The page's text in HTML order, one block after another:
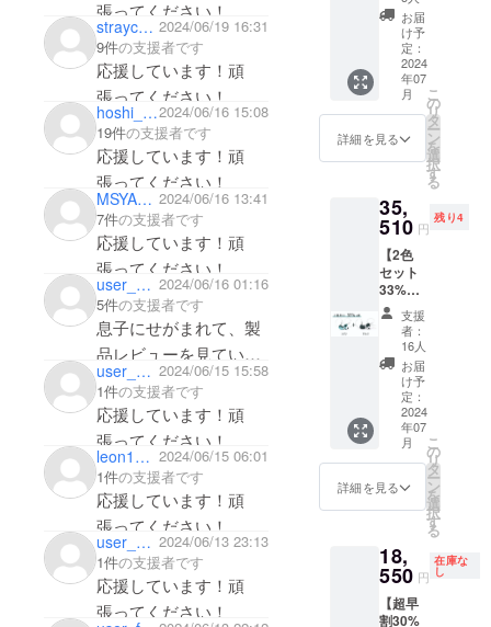
張ってください！
straycatmeister 2024/06/19 16:31
9件の支援者です
応援しています！頑
張ってください！
hoshi_starlight2024/06/16 15:08
19件の支援者です
応援しています！頑
張ってください！
MSYA152 2024/06/16 13:41
7件の支援者です
応援しています！頑
張ってください！
user_bf963a5a6de4 2024/06/16 01:16
5件の支援者です
息子にせがまれて、製
品レビューを見ていた
ら私も欲しくなっちゃ
いました。
私はワイヤレス主流で
すが、有線イヤホンで
の音源を楽しみたいと
思います。
user_13f3a7034ec4 2024/06/15 15:58
1件の支援者です
応援しています！頑
張ってください！
leon1101 2024/06/15 06:01
1件の支援者です
応援しています！頑
張ってください！
user_0c0e09fa5124 2024/06/13 23:13
1件の支援者です
応援しています！頑
張ってください！
ラー：
シア
ン、ブ
ラック
から1色
・プラ
グ：
2.5mm
バラン
標準 /
4.4mm
バラン
ス から
選択
お届
け予
定：
2024
年07
月
詳細を見る
こ
の
リ
タ
ー
ン
を
選
択
す
る
35,
510 円
残り4
【2色
セット
33%オ
フ】
Cloud
本体2色
・カ
ラー：
シア
ン、ブ
ラック
をそれ
ぞれ1本
ずつ、
合計2本
2.5mm
バラン
ス /
3.5mm
支援
者：
16人
お届
け予
定：
2024
年07
月
詳細を見る
こ
の
リ
タ
ー
ン
を
選
択
す
る
18,
550 円
在庫な
し
【超早
割30%